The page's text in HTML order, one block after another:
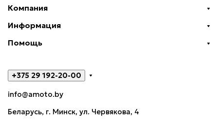
Компания
Информация
Помощь
+375 29 192-20-00
info@amoto.by
Беларусь, г. Минск, ул. Червякова, 4